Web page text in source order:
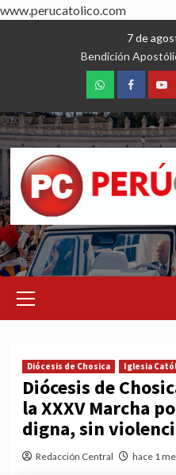
www.perucatolico.com
7 de
Bendición
WhatsAppFacebook
Menu
Diócesis de Chosica Iglesia
Diócesis de
la XXXV Marcha
digna, sin
Redacción Central hace 1